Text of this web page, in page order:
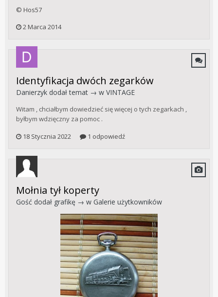
© Hos57
2 Marca 2014
Identyfikacja dwóch zegarków
Danierzyk dodał temat → w VINTAGE
Witam , chciałbym dowiedzieć się więcej o tych zegarkach ,
byłbym wdzięczny za pomoc .
18 Stycznia 2022
1 odpowiedź
Mołnia tył koperty
Gość dodał grafikę → w Galerie użytkowników